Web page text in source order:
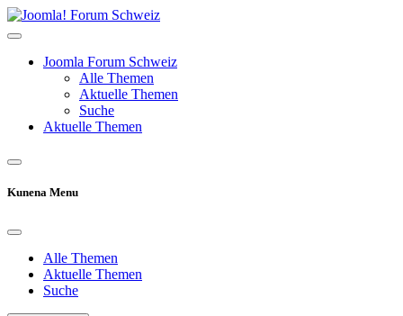
Joomla Forum Schweiz
Alle Themen
Aktuelle Themen
Suche
Aktuelle Themen
Kunena Menu
Alle Themen
Aktuelle Themen
Suche